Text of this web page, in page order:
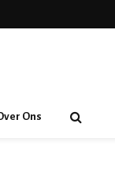
Ons